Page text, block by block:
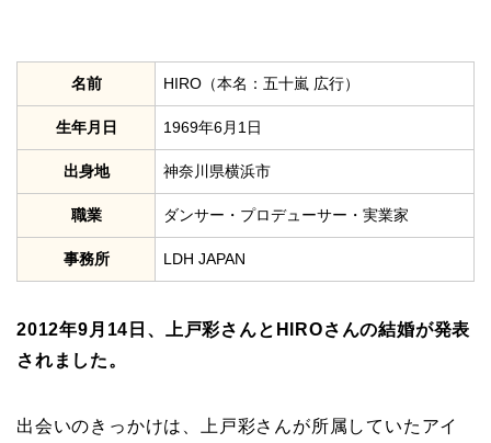
名前 HIRO（本名：五十嵐 広行）
生年月日 1969年6月1日
出身地 神奈川県横浜市
職業 ダンサー・プロデューサー・実業家
事務所 LDH JAPAN
2012年9月14日、上戸彩さんとHIROさんの結婚が発表
されました。
出会いのきっかけは、上戸彩さんが所属していたアイ